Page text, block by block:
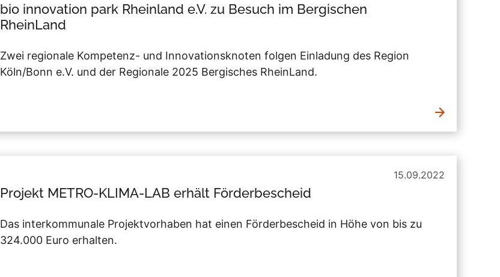
bio innovation park Rheinland e.V. zu Besuch im Bergischen
RheinLand
Zwei regionale Kompetenz- und Innovationsknoten folgen Einladung des Region
Köln/Bonn e.V. und der Regionale 2025 Bergisches RheinLand.
15.09.2022
Projekt METRO-KLIMA-LAB erhält Förderbescheid
Das interkommunale Projektvorhaben hat einen Förderbescheid in Höhe von bis zu
324.000 Euro erhalten.